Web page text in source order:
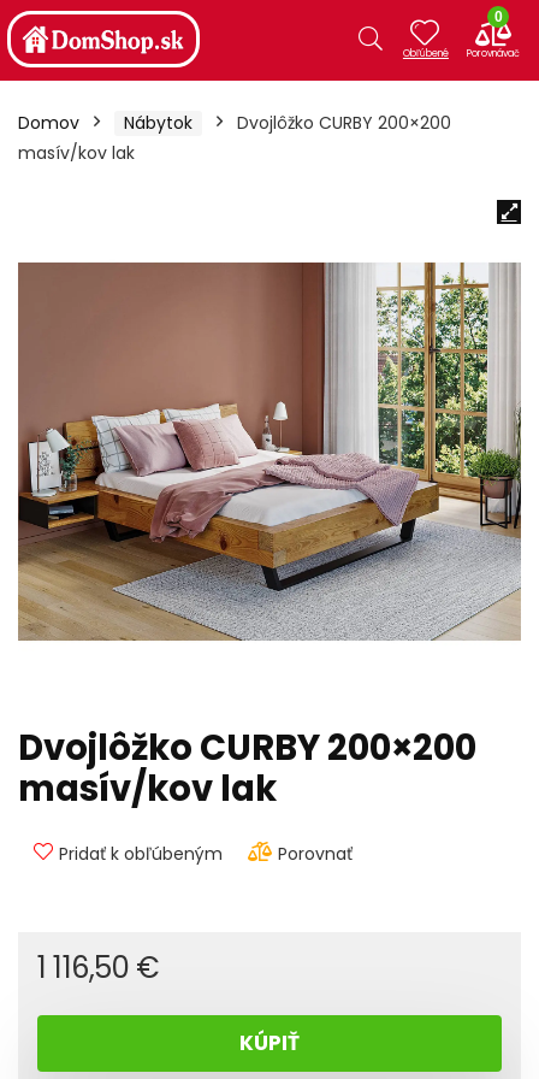
0
Domov Nábytok
Dvojlôžko CURBY 200×200
masív/kov lak
Dvojlôžko CURBY 200×200
masív/kov lak
Pridať k obľúbeným Porovnať
1 116,50 €
KÚPIŤ